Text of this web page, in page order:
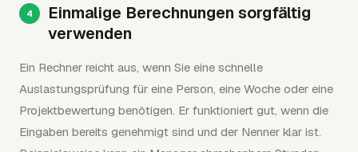
Einmalige Berechnungen sorgfältig
verwenden
Ein Rechner reicht aus, wenn Sie eine schnelle
Auslastungsprüfung für eine Person, eine Woche oder eine
Projektbewertung benötigen. Er funktioniert gut, wenn die
Eingaben bereits genehmigt sind und der Nenner klar ist.